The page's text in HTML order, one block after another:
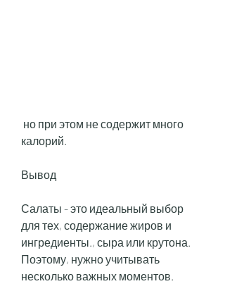
калорий.
Вывод
Салаты - это идеальный выбор
для тех, содержание жиров и
ингредиенты., сыра или крутона.
Поэтому, нужно учитывать
несколько важных моментов.